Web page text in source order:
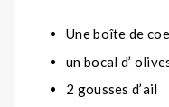
Une boîte de
un bocal d’
2 gousses d’ail